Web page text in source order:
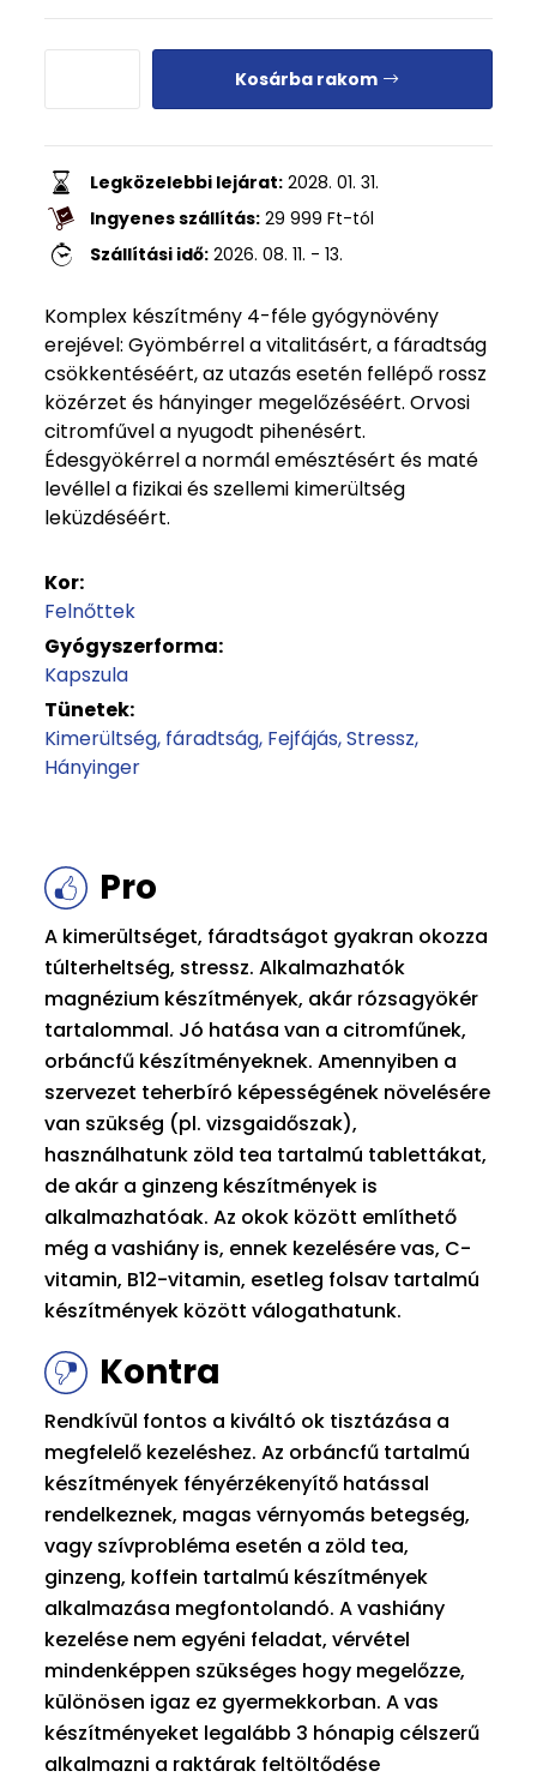
Kosárba rakom
Legközelebbi lejárat: 2028. 01. 31.
Ingyenes szállítás: 29 999 Ft-tól
Szállítási idő: 2026. 08. 11. - 13.
Komplex készítmény 4-féle gyógynövény
erejével: Gyömbérrel a vitalitásért, a fáradtság
csökkentéséért, az utazás esetén fellépő rossz
közérzet és hányinger megelőzéséért. Orvosi
citromfűvel a nyugodt pihenésért.
Édesgyökérrel a normál emésztésért és maté
levéllel a fizikai és szellemi kimerültség
leküzdéséért.
Kor:
Felnőttek
Gyógyszerforma:
Kapszula
Tünetek:
Kimerültség, fáradtság Fejfájás Stressz
Hányinger
Pro
A kimerültséget, fáradtságot gyakran okozza
túlterheltség, stressz. Alkalmazhatók
magnézium készítmények, akár rózsagyökér
tartalommal. Jó hatása van a citromfűnek,
orbáncfű készítményeknek. Amennyiben a
szervezet teherbíró képességének növelésére
van szükség (pl. vizsgaidőszak),
használhatunk zöld tea tartalmú tablettákat,
de akár a ginzeng készítmények is
alkalmazhatóak. Az okok között említhető
még a vashiány is, ennek kezelésére vas, C-
vitamin, B12-vitamin, esetleg folsav tartalmú
készítmények között válogathatunk.
Kontra
Rendkívül fontos a kiváltó ok tisztázása a
megfelelő kezeléshez. Az orbáncfű tartalmú
készítmények fényérzékenyítő hatással
rendelkeznek, magas vérnyomás betegség,
vagy szívprobléma esetén a zöld tea,
ginzeng, koffein tartalmú készítmények
alkalmazása megfontolandó. A vashiány
kezelése nem egyéni feladat, vérvétel
mindenképpen szükséges hogy megelőzze,
különösen igaz ez gyermekkorban. A vas
készítményeket legalább 3 hónapig célszerű
alkalmazni a raktárak feltöltődése